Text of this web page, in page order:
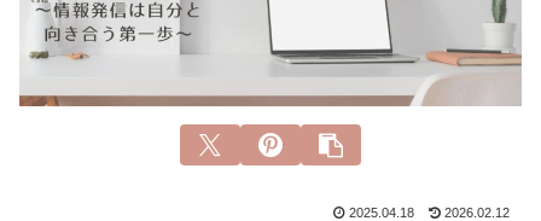
2025.04.18 2026.02.12